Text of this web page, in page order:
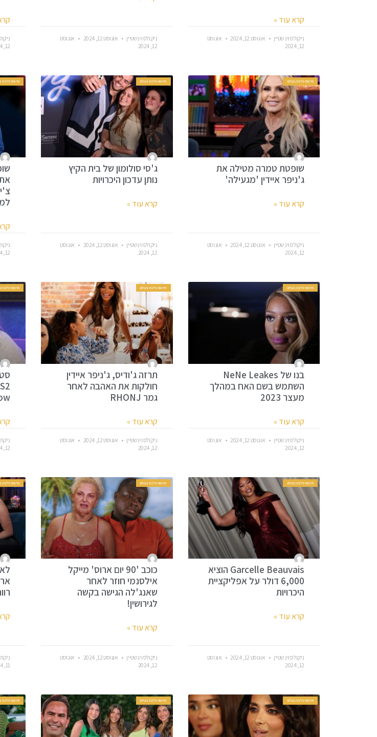
קרא עוד »
ניקולס וינשטיין אוגוסט 12, 2024
אוגוסט
12, 2024
ניקולס וינשטיין אוגוסט 12, 2024
אוגוסט
12, 2024
12, 2024
חדשות סלבס בעולם
שופטת טמרה מטילה את
ג'ניפר איידין 'מגעילה'
קרא עוד »
ניקולס וינשטיין אוגוסט 12, 2024
אוגוסט
12, 2024
חדשות סלבס בעולם
ג'סי סולומון של בית הקיץ
נותן עדכון היכרויות
קרא עוד »
ניקולס וינשטיין אוגוסט 12, 2024
אוגוסט
12, 2024
חדשות סלבס
12, 2024
חדשות סלבס בעולם
בנו של NeNe Leakes
השתמש בשם האח במהלך
מעצר 2023
קרא עוד »
ניקולס וינשטיין אוגוסט 12, 2024
אוגוסט
12, 2024
חדשות סלבס בעולם
תרזה ג'ודיס, ג'ניפר איידין
חולקות את האהבה לאחר
גמר RHONJ
קרא עוד »
ניקולס וינשטיין אוגוסט 12, 2024
אוגוסט
12, 2024
חדשות סלבס
12, 2024
חדשות סלבס בעולם
Garcelle Beauvais הוציא
6,000 דולר על אפליקציית
היכרויות
קרא עוד »
ניקולס וינשטיין אוגוסט 12, 2024
אוגוסט
12, 2024
חדשות סלבס בעולם
כוכב '90 יום ארוס' מייקל
אילסנמי חוזר לאחר
שאנג'לה הגישה בקשה
לגירושין!
קרא עוד »
ניקולס וינשטיין אוגוסט 12, 2024
אוגוסט
12, 2024
חדשות סלבס
11, 2024
חדשות סלבס בעולם חדשות סלבס בעולם חדשות סלבס